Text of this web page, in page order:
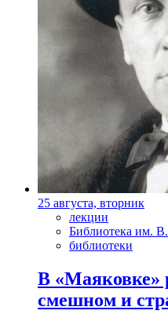
25 августа, вторник
лекции
Библиотека им.
библиотеки
В «Маяковке»
смешном и